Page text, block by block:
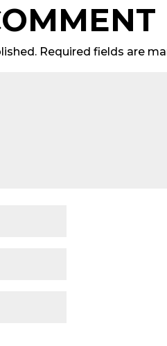
Required fields are